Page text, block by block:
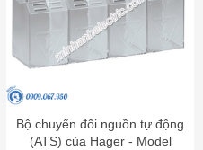
Bộ chuyển đổi nguồn tự động
(ATS) của Hager - Model